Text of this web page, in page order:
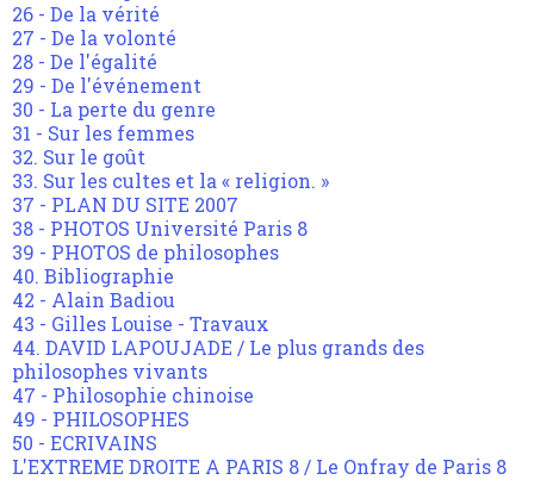
26 - De la vérité
27 - De la volonté
28 - De l'égalité
29 - De l'événement
30 - La perte du genre
31 - Sur les femmes
32. Sur le goût
33. Sur les cultes et la « religion. »
37 - PLAN DU SITE 2007
38 - PHOTOS Université Paris 8
39 - PHOTOS de philosophes
40. Bibliographie
42 - Alain Badiou
43 - Gilles Louise - Travaux
44. DAVID LAPOUJADE / Le plus grands des
philosophes vivants
47 - Philosophie chinoise
49 - PHILOSOPHES
50 - ECRIVAINS
L'EXTREME DROITE A PARIS 8 / Le Onfray de Paris 8